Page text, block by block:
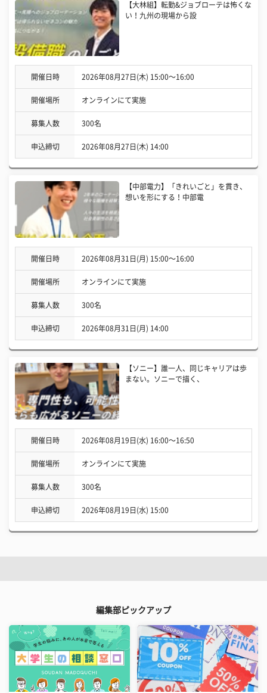
【大林組】転勤&ジョブローテは怖くな
い！九州の現場から設
開催日時 2026年08月27日(木) 15:00〜16:00
開催場所 オンラインにて実施
募集人数 300名
申込締切 2026年08月27日(木) 14:00
【中部電力】「きれいごと」を貫き、
想いを形にする！中部電
開催日時 2026年08月31日(月) 15:00〜16:00
開催場所 オンラインにて実施
募集人数 300名
申込締切 2026年08月31日(月) 14:00
【ソニー】誰一人、同じキャリアは歩
まない。ソニーで描く、
開催日時 2026年08月19日(水) 16:00〜16:50
開催場所 オンラインにて実施
募集人数 300名
申込締切 2026年08月19日(水) 15:00
編集部ピックアップ